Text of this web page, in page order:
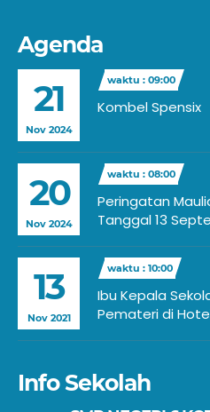
Agenda
21
Nov 2024
waktu : 09:00
Kombel Spensix
20
Nov 2024
waktu : 08:00
Peringatan
Tanggal 13
13
Nov 2021
waktu : 10:00
Ibu Kepala
Pemateri di
Info Sekolah